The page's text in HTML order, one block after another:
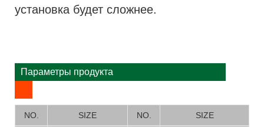
установка будет сложнее.
Параметры продукта
NO. SIZE NO. SIZE